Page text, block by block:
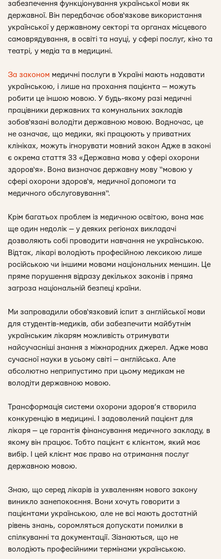
забезпечення функціонування української мови як
державної. Він передбачає обов‘язкове використання
української у державному секторі та органах місцевого
самоврядування, в освіті та науці, у сфері послуг, кіно та
театрі, у медіа та в медицині.
За законом медичні послуги в Україні мають надавати
українською, і лише на прохання пацієнта — можуть
робити це іншою мовою. У будь-якому разі медичні
працівники державних та комунальних закладів
зобов‘язані володіти державною мовою. Водночас, це
не означає, що медики, які працюють у приватних
клініках, можуть ігнорувати мовний закон Адже в законі
є окрема стаття 33 «Державна мова у сфері охорони
здоров‘я». Вона визначає державну мову “мовою у
сфері охорони здоров‘я, медичної допомоги та
медичного обслуговування“.
Крім багатьох проблем із медичною освітою, вона має
ще один недолік — у деяких регіонах викладачі
дозволяють собі проводити навчання не українською.
Відтак, лікарі володіють професійною лексикою лише
російською чи іншими мовами національних меншин. Це
пряме порушення відразу декількох законів і пряма
загроза національній безпеці країни.
Ми запровадили обов‘язковий іспит з англійської мови
для студентів-медиків, аби забезпечити майбутнім
українським лікарям можливість отримувати
найсучасніші знання з міжнародних джерел. Адже мова
сучасної науки в усьому світі — англійська. Але
абсолютно неприпустимо при цьому медикам не
володіти державною мовою.
Трансформація системи охорони здоров’я створила
конкуренцію в медицині. І задоволений пацієнт для
лікаря — це гарантія фінансування медичного закладу, в
якому він працює. Тобто пацієнт є клієнтом, який має
вибір. І цей клієнт має право на отримання послуг
державною мовою.
Знаю, що серед лікарів із ухваленням нового закону
виникло занепокоєння. Вони хочуть говорити з
пацієнтами українською, але не всі мають достатній
рівень знань, соромляться допускати помилки в
спілкуванні та документації. Зізнаються, що не
володіють професійними термінами українською.